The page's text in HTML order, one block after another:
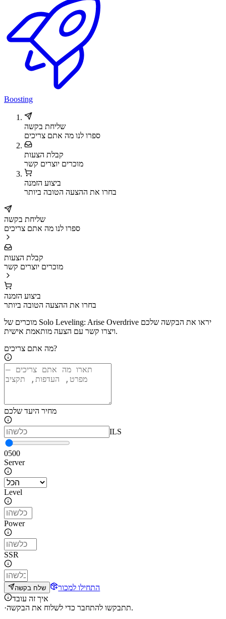
Boosting
שליחת בקשה
ספרו לנו מה אתם צריכים
קבלת הצעות
מוכרים יוצרים קשר
ביצוע הזמנה
בחרו את ההצעה הטובה ביותר
שליחת בקשה
ספרו לנו מה אתם צריכים
קבלת הצעות
מוכרים יוצרים קשר
ביצוע הזמנה
בחרו את ההצעה הטובה ביותר
מוכרים של Solo Leveling: Arise Overdrive יראו את הבקשה שלכם
ויצרו קשר עם הצעה מותאמת אישית.
מה אתם צריכים?
מחיר היעד שלכם
ILS
0500
Server
Level
Power
SSR
שלח בקשה
התחילו למכור
איך זה עובד
·
תתבקשו להתחבר כדי לשלוח את הבקשה.